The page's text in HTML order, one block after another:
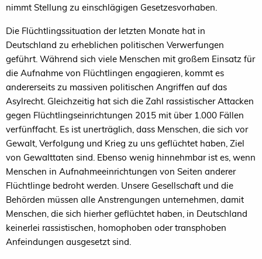
nimmt Stellung zu einschlägigen Gesetzesvorhaben.
Die Flüchtlingssituation der letzten Monate hat in
Deutschland zu erheblichen politischen Verwerfungen
geführt. Während sich viele Menschen mit großem Einsatz für
die Aufnahme von Flüchtlingen engagieren, kommt es
andererseits zu massiven politischen Angriffen auf das
Asylrecht. Gleichzeitig hat sich die Zahl rassistischer Attacken
gegen Flüchtlingseinrichtungen 2015 mit über 1.000 Fällen
verfünffacht. Es ist unerträglich, dass Menschen, die sich vor
Gewalt, Verfolgung und Krieg zu uns geflüchtet haben, Ziel
von Gewalttaten sind. Ebenso wenig hinnehmbar ist es, wenn
Menschen in Aufnahmeeinrichtungen von Seiten anderer
Flüchtlinge bedroht werden. Unsere Gesellschaft und die
Behörden müssen alle Anstrengungen unternehmen, damit
Menschen, die sich hierher geflüchtet haben, in Deutschland
keinerlei rassistischen, homophoben oder transphoben
Anfeindungen ausgesetzt sind.